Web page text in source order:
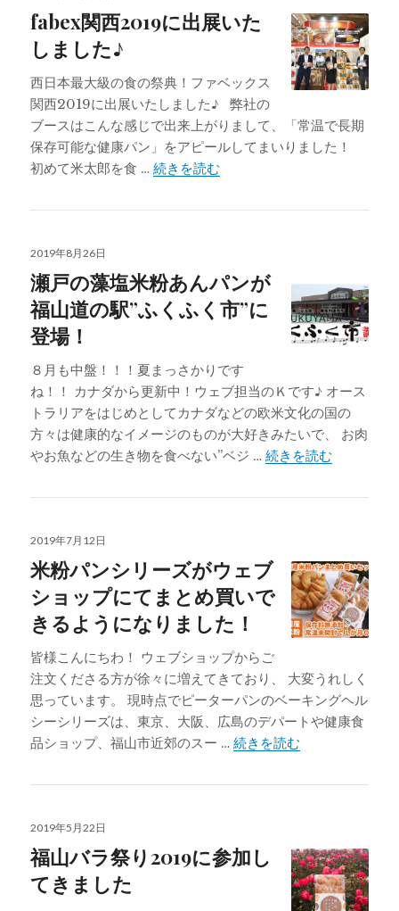
日:
fabex関西2019に出展いた
しました♪
西日本最大級の食の祭典！ファベックス
関西2019に出展いたしました♪ 弊社の
ブースはこんな感じで出来上がりまして、「常温で長期
保存可能な健康パン」をアピールしてまいりました！
初めて米太郎を食 …続きを読む
投
日:
2019年8月26日
瀬戸の藻塩米粉あんパンが
福山道の駅”ふくふく市”に
登場！
８月も中盤！！！夏まっさかりです
ね！！ カナダから更新中！ウェブ担当のＫです♪ オース
トラリアをはじめとしてカナダなどの欧米文化の国の
方々は健康的なイメージのものが大好きみたいで、 お肉
やお魚などの生き物を食べない”ベジ …続きを読む
投
日:
2019年7月12日
米粉パンシリーズがウェブ
ショップにてまとめ買いで
きるようになりました！
皆様こんにちわ！ ウェブショップからご
注文くださる方が徐々に増えてきており、 大変うれしく
思っています。 現時点でピーターパンのベーキングヘル
シーシリーズは、東京、大阪、広島のデパートや健康食
品ショップ、福山市近郊のスー …続きを読む
投
日:
2019年5月22日
福山バラ祭り2019に参加し
てきました